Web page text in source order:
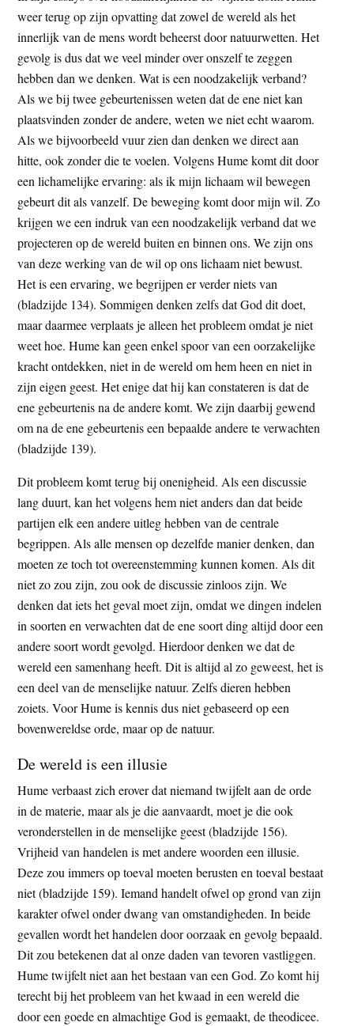
weer terug op zijn opvatting dat zowel de wereld als het
innerlijk van de mens wordt beheerst door natuurwetten. Het
gevolg is dus dat we veel minder over onszelf te zeggen
hebben dan we denken. Wat is een noodzakelijk verband?
Als we bij twee gebeurtenissen weten dat de ene niet kan
plaatsvinden zonder de andere, weten we niet echt waarom.
Als we bijvoorbeeld vuur zien dan denken we direct aan
hitte, ook zonder die te voelen. Volgens Hume komt dit door
een lichamelijke ervaring: als ik mijn lichaam wil bewegen
gebeurt dit als vanzelf. De beweging komt door mijn wil. Zo
krijgen we een indruk van een noodzakelijk verband dat we
projecteren op de wereld buiten en binnen ons. We zijn ons
van deze werking van de wil op ons lichaam niet bewust.
Het is een ervaring, we begrijpen er verder niets van
(bladzijde 134). Sommigen denken zelfs dat God dit doet,
maar daarmee verplaats je alleen het probleem omdat je niet
weet hoe. Hume kan geen enkel spoor van een oorzakelijke
kracht ontdekken, niet in de wereld om hem heen en niet in
zijn eigen geest. Het enige dat hij kan constateren is dat de
ene gebeurtenis na de andere komt. We zijn daarbij gewend
om na de ene gebeurtenis een bepaalde andere te verwachten
(bladzijde 139).
Dit probleem komt terug bij onenigheid. Als een discussie
lang duurt, kan het volgens hem niet anders dan dat beide
partijen elk een andere uitleg hebben van de centrale
begrippen. Als alle mensen op dezelfde manier denken, dan
moeten ze toch tot overeenstemming kunnen komen. Als dit
niet zo zou zijn, zou ook de discussie zinloos zijn. We
denken dat iets het geval moet zijn, omdat we dingen indelen
in soorten en verwachten dat de ene soort ding altijd door een
andere soort wordt gevolgd. Hierdoor denken we dat de
wereld een samenhang heeft. Dit is altijd al zo geweest, het is
een deel van de menselijke natuur. Zelfs dieren hebben
zoiets. Voor Hume is kennis dus niet gebaseerd op een
bovenwereldse orde, maar op de natuur.
De wereld is een illusie
Hume verbaast zich erover dat niemand twijfelt aan de orde
in de materie, maar als je die aanvaardt, moet je die ook
veronderstellen in de menselijke geest (bladzijde 156).
Vrijheid van handelen is met andere woorden een illusie.
Deze zou immers op toeval moeten berusten en toeval bestaat
niet (bladzijde 159). Iemand handelt ofwel op grond van zijn
karakter ofwel onder dwang van omstandigheden. In beide
gevallen wordt het handelen door oorzaak en gevolg bepaald.
Dit zou betekenen dat al onze daden van tevoren vastliggen.
Hume twijfelt niet aan het bestaan van een God. Zo komt hij
terecht bij het probleem van het kwaad in een wereld die
door een goede en almachtige God is gemaakt, de theodicee.